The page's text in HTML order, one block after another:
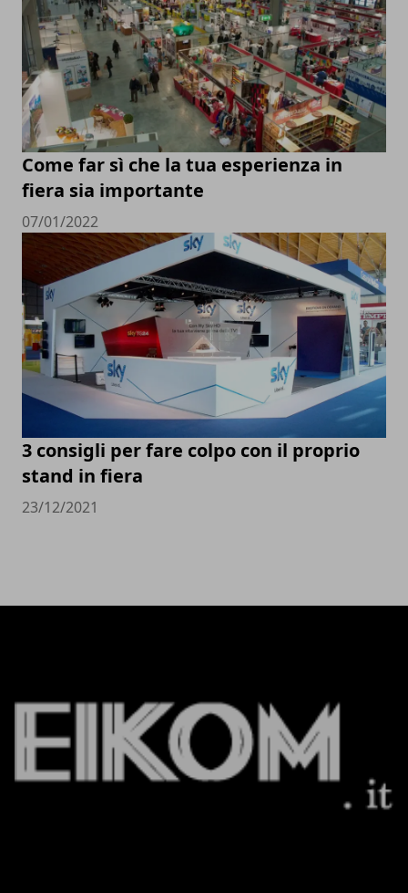
Come far sì che la tua esperienza in
fiera sia importante
07/01/2022
3 consigli per fare colpo con il proprio
stand in fiera
23/12/2021